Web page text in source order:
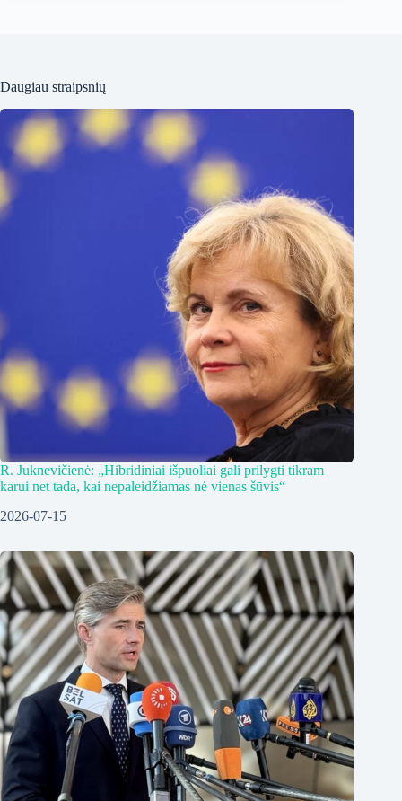
Daugiau straipsnių
R. Juknevičienė: „Hibridiniai išpuoliai gali prilygti tikram
karui net tada, kai nepaleidžiamas nė vienas šūvis“
2026-07-15